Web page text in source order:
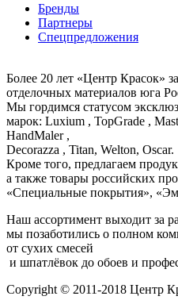
Бренды
Партнеры
Спецпредложения
Более 20 лет «Центр Красок»
отделочных материалов юга
Мы гордимся статусом
марок: Luxium , TopGrade ,
HandMaler ,
Decorazza , Titan, Welton, Oscar.
Кроме того, предлагаем
а также товары российских
«Специальные покрытия»,
Наш ассортимент выходит за
мы позаботились о полном
от сухих смесей
и шпатлёвок до обоев и
Copyright © 2011-2018 Центр